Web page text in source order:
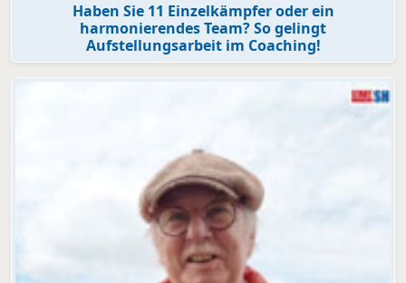
Haben Sie 11 Einzelkämpfer oder ein
harmonierendes Team? So gelingt
Aufstellungsarbeit im Coaching!